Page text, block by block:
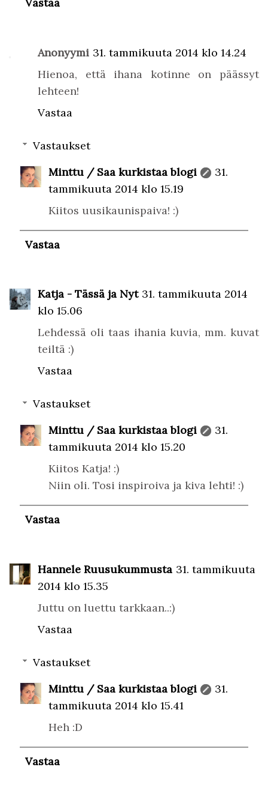
Anonyymi 31. tammikuuta 2014 klo 14.24
Hienoa, että ihana kotinne on päässyt
lehteen!
Vastaa
Vastaukset
Minttu / Saa kurkistaa blogi
31.
tammikuuta 2014 klo 15.19
Kiitos uusikaunispaiva! :)
Vastaa
Katja - Tässä ja Nyt 31. tammikuuta 2014
klo 15.06
Lehdessä oli taas ihania kuvia, mm. kuvat
teiltä :)
Vastaa
Vastaukset
Minttu / Saa kurkistaa blogi
31.
tammikuuta 2014 klo 15.20
Kiitos Katja! :)
Niin oli. Tosi inspiroiva ja kiva lehti! :)
Vastaa
Hannele Ruusukummusta 31. tammikuuta
2014 klo 15.35
Juttu on luettu tarkkaan..:)
Vastaa
Vastaukset
Minttu / Saa kurkistaa blogi
31.
tammikuuta 2014 klo 15.41
Heh :D
Vastaa